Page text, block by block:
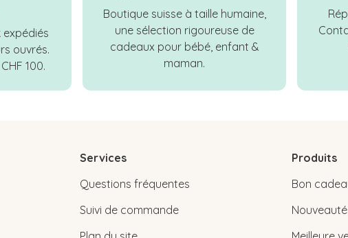
ouvrés.
100.
Boutique suisse à taille humaine,
une sélection rigoureuse de
cadeaux pour bébé, enfant &
maman.
Services
Questions fréquentes
Suivi de commande
Produits
Bon